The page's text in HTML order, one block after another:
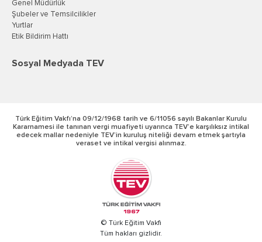
Genel Müdürlük
Şubeler ve Temsilcilikler
Yurtlar
Etik Bildirim Hattı
Sosyal Medyada TEV
Türk Eğitim Vakfı’na 09/12/1968 tarih ve 6/11056 sayılı Bakanlar Kurulu
Kararnamesi ile tanınan vergi muafiyeti uyarınca TEV’e karşılıksız intikal
edecek mallar nedeniyle TEV’in kuruluş niteliği devam etmek şartıyla
veraset ve intikal vergisi alınmaz.
© Türk Eğitim Vakfı
Tüm hakları gizlidir.